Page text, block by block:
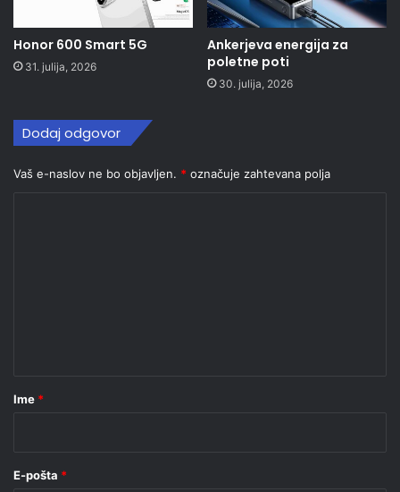
Honor 600 Smart 5G
31. julija, 2026
Ankerjeva energija za
poletne poti
30. julija, 2026
Dodaj odgovor
Vaš e-naslov ne bo objavljen. * označuje zahtevana polja
rIme *
E-pošta *